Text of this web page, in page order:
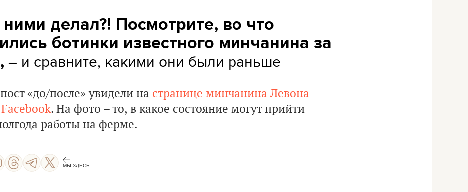
ними делал?! Посмотрите, во что
ботинки известного минчанина за
– и сравните, какими они были раньше
«до/после» увидели на странице минчанина Левона
. На фото – то, в какое состояние могут прийти
работы на ферме.
МЫ ЗДЕСЬ